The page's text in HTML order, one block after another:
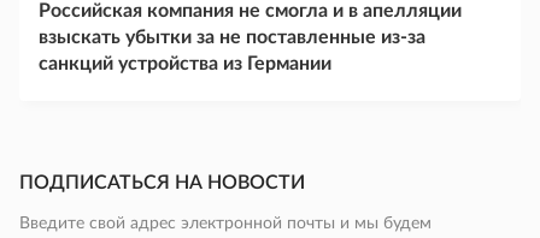
Российская компания не смогла и в апелляции
взыскать убытки за не поставленные из-за
санкций устройства из Германии
ПОДПИСАТЬСЯ НА НОВОСТИ
Введите свой адрес электронной почты и мы будем